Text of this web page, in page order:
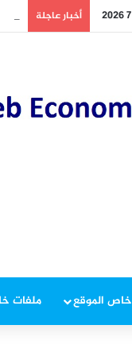
أخبار عاجلة
خاص الموقع ملفات